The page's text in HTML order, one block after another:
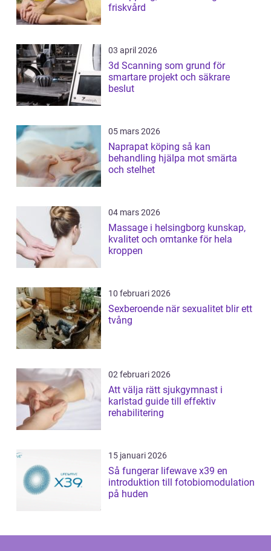
friskvård
03 april 2026
3d Scanning som grund för
smartare projekt och säkrare
beslut
05 mars 2026
Naprapat köping så kan
behandling hjälpa mot smärta
och stelhet
04 mars 2026
Massage i helsingborg kunskap,
kvalitet och omtanke för hela
kroppen
10 februari 2026
Sexberoende när sexualitet blir ett
tvång
02 februari 2026
Att välja rätt sjukgymnast i
karlstad guide till effektiv
rehabilitering
15 januari 2026
Så fungerar lifewave x39 en
introduktion till fotobiomodulation
på huden